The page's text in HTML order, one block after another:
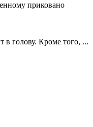
приковано
в голову. Кроме того, ...